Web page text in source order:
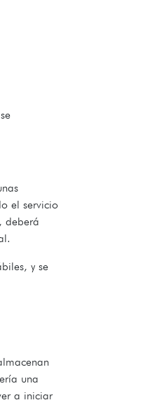
el servicio
deberá
y se
una
a iniciar